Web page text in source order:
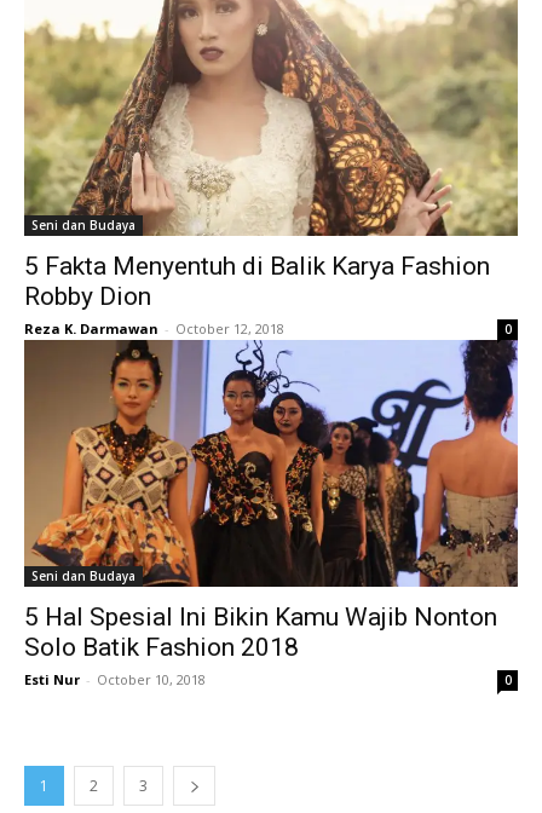
Seni dan Budaya
5 Fakta Menyentuh di Balik Karya Fashion
Robby Dion
Reza K. Darmawan - October 12, 2018 0
Seni dan Budaya
5 Hal Spesial Ini Bikin Kamu Wajib Nonton
Solo Batik Fashion 2018
Esti Nur - October 10, 2018 0
1 2 3